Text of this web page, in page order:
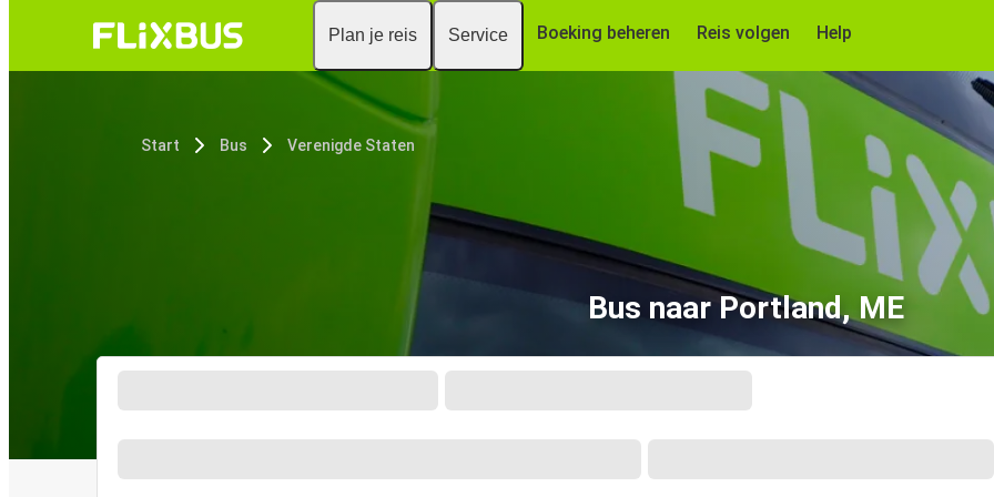
Plan je reis Service Boeking beheren Reis volgen Help
Start Bus Verenigde Staten
Bus naar Portland, ME